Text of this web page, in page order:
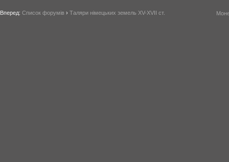
Вперед: Список форумів › Таляри німецьких земель XV-XVII ст.